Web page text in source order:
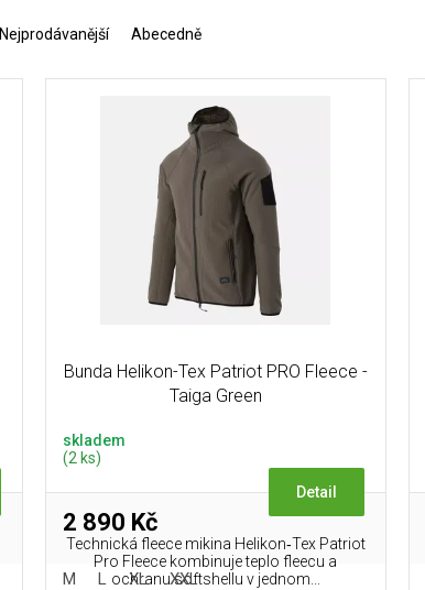
Nejprodávanější Abecedně
Bunda Helikon-Tex Patriot PRO Fleece -
Taiga Green
skladem
(2 ks)
2 890 Kč
Detail
Technická fleece mikina Helikon‑Tex Patriot
Pro Fleece kombinuje teplo fleecu a
ochranu softshellu v jednom...
M L XL XXL